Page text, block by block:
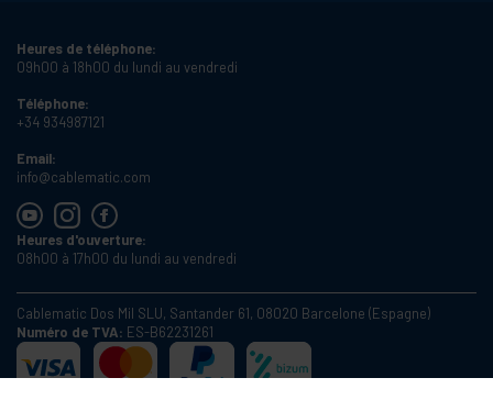
Heures de téléphone:
09h00 à 18h00 du lundi au vendredi
Téléphone:
+34 934987121
Email:
info@cablematic.com
Heures d'ouverture:
08h00 à 17h00 du lundi au vendredi
Cablematic Dos Mil SLU, Santander 61, 08020 Barcelone (Espagne)
Numéro de TVA: ES-B62231261